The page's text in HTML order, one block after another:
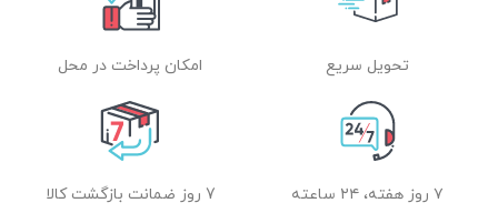
تحویل سریع امکان پرداخت در محل
۷ روز هفته، ۲۴ ساعته 7 روز ضمانت بازگشت کالا